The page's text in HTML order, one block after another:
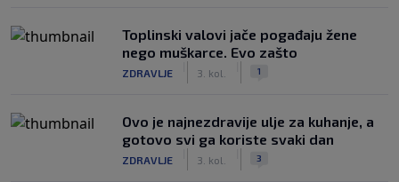
Toplinski valovi jače pogađaju žene
nego muškarce. Evo zašto
ZDRAVLJE 3. kol. 1
Ovo je najnezdravije ulje za kuhanje, a
gotovo svi ga koriste svaki dan
ZDRAVLJE 3. kol. 3